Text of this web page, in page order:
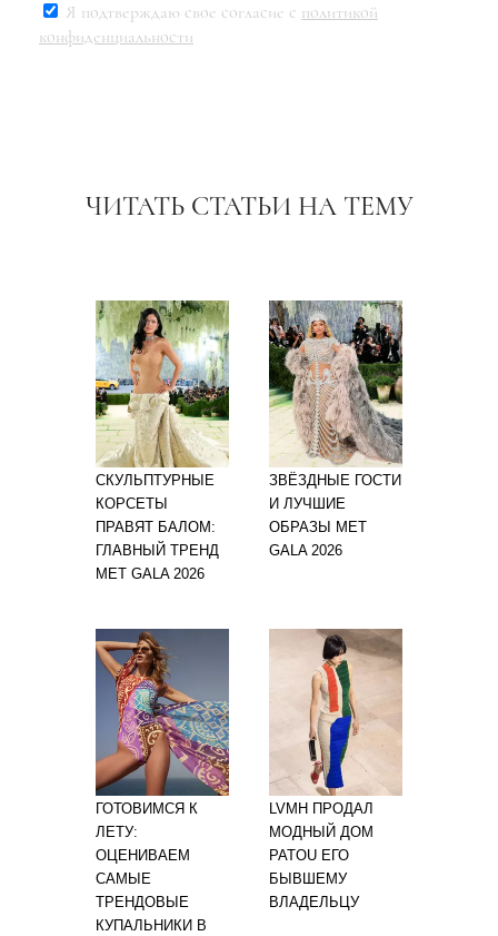
Я подтверждаю свое согласие с политикой
конфиденциальности
ЧИТАТЬ СТАТЬИ НА ТЕМУ
СКУЛЬПТУРНЫЕ
КОРСЕТЫ
ПРАВЯТ БАЛОМ:
ГЛАВНЫЙ ТРЕНД
MET GALA 2026
ЗВЁЗДНЫЕ ГОСТИ
И ЛУЧШИЕ
ОБРАЗЫ MET
GALA 2026
ГОТОВИМСЯ К
ЛЕТУ:
ОЦЕНИВАЕМ
САМЫЕ
ТРЕНДОВЫЕ
КУПАЛЬНИКИ В
LVMH ПРОДАЛ
МОДНЫЙ ДОМ
PATOU ЕГО
БЫВШЕМУ
ВЛАДЕЛЬЦУ